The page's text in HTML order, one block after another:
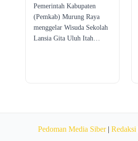
Pemerintah Kabupaten
(Pemkab) Murung Raya
menggelar Wisuda Sekolah
Lansia Gita Uluh Itah…
Pedoman Media Siber| Redaksi